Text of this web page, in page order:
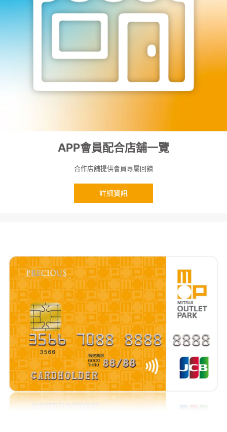
APP會員配合店舖一覽
合作店舖提供會員專屬回饋
詳細資訊